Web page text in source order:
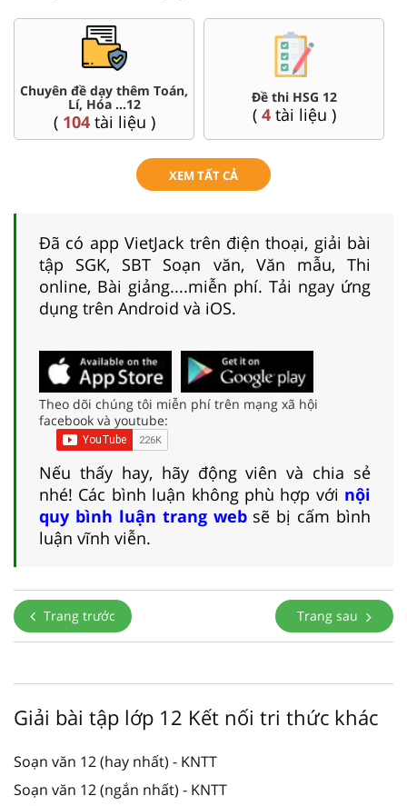
Chuyên đề dạy thêm Toán,
Lí, Hóa ...12
( 104tài liệu )
Đề thi HSG 12
( 4tài liệu )
XEM TẤT CẢ
Đã có app VietJack trên điện thoại, giải bài
tập SGK, SBT Soạn văn, Văn mẫu, Thi
online, Bài giảng....miễn phí. Tải ngay ứng
dụng trên Android và iOS.
Theo dõi chúng tôi miễn phí trên mạng xã hội
facebook và youtube:
Nếu thấy hay, hãy động viên và chia sẻ
nhé! Các bình luận không phù hợp với nội
quy bình luận trang websẽ bị cấm bình
luận vĩnh viễn.
Trang trước Trang sau
Giải bài tập lớp 12 Kết nối tri thức khác
Soạn văn 12 (hay nhất) - KNTT
Soạn văn 12 (ngắn nhất) - KNTT